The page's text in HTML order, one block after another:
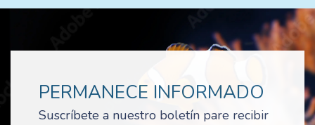
PERMANECE INFORMADO
Suscríbete a nuestro boletín pare recibir